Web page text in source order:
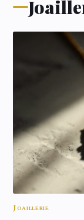
Joaillerie